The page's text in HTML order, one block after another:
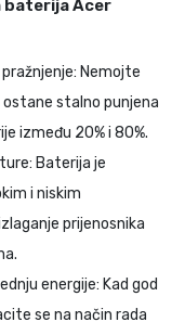
baterija Acer
Nemojte
stalno punjena
između 20% i 80%.
Baterija je
i niskim
prijenosnika
energije: Kad god
se na način rada